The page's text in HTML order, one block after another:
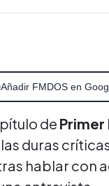
Añadir FMDOS en
de Primer
duras
hablar con